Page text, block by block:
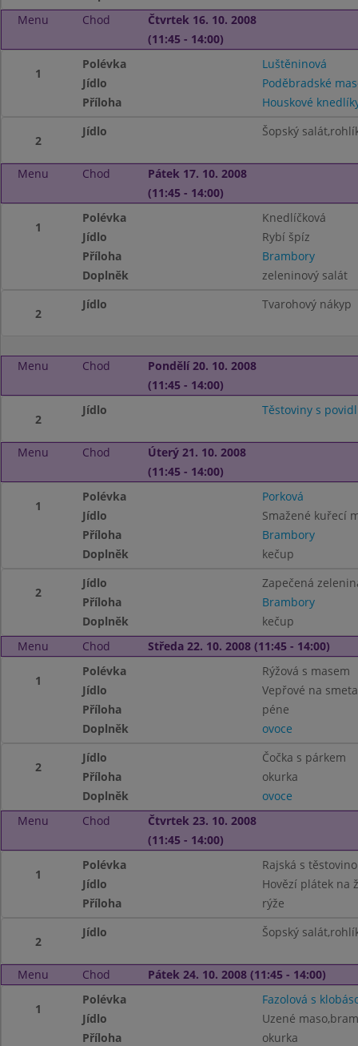
Menu
Chod
Čtvrtek 16. 10. 2008
(11:45 - 14:00)
1
Polévka
Luštěninová
Jídlo
Poděbradské
Příloha
Houskové
2
Jídlo Šopský
Menu Chod
Pátek 17. 10. 2008
(11:45 - 14:00)
1
Polévka
Knedlíčková
Jídlo
Rybí špíz
Příloha
Brambory
Doplněk
zeleninový salát
2
Jídlo Tvarohový nákyp
Menu Chod
Pondělí 20. 10. 2008
(11:45 - 14:00)
2
Jídlo Těstoviny s
Menu Chod
Úterý 21. 10. 2008
(11:45 - 14:00)
1
Polévka
Porková
Jídlo
Smažené kuřecí
Příloha
Brambory
Doplněk
kečup
2
Jídlo
Zapečená
Příloha
Brambory
Doplněk
kečup
Menu
Chod Středa 22. 10. 2008 (11:45 - 14:00)
1
Polévka
Rýžová s masem
Jídlo
Vepřové na
Příloha
péne
Doplněk
ovoce
2
Jídlo
Čočka s párkem
Příloha
okurka
Doplněk
ovoce
Menu
Chod
Čtvrtek 23. 10. 2008
(11:45 - 14:00)
1
Polévka
Rajská s
Jídlo
Hovězí plátek na
Příloha
rýže
2
Jídlo Šopský
Menu Chod Pátek 24. 10. 2008 (11:45 - 14:00)
1
Polévka
Fazolová s
Jídlo
Uzené
Příloha
okurka